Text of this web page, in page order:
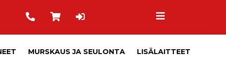
MURSKAUS JA SEULONTA LISÄLAITTEET